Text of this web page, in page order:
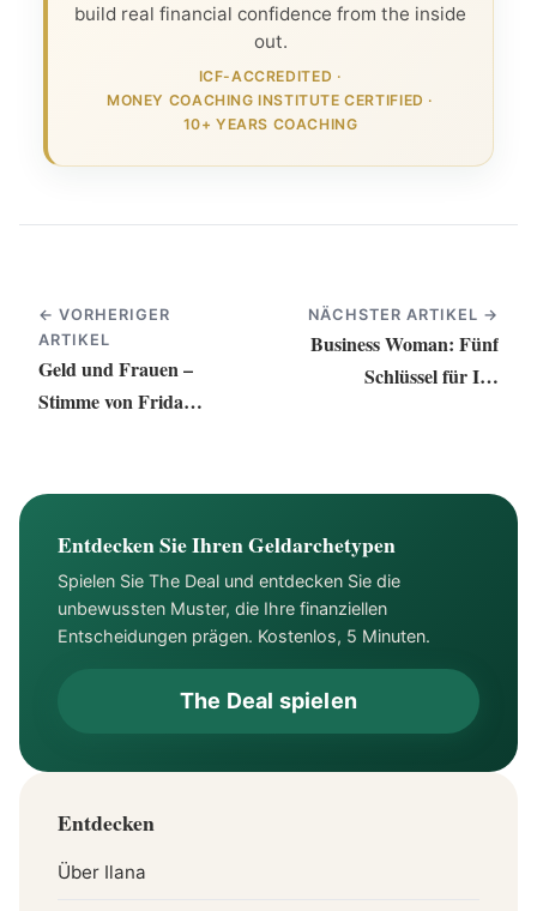
build real financial confidence from the inside
out.
ICF-ACCREDITED ·
MONEY COACHING INSTITUTE CERTIFIED ·
10+ YEARS COACHING
← VORHERIGER
ARTIKEL
Geld und Frauen –
Stimme von Frida
NÄCHSTER ARTIKEL →
Business Woman: Fünf
Schlüssel für Ihr
Entdecken Sie Ihren Geldarchetypen
Spielen Sie The Deal und entdecken Sie die
unbewussten Muster, die Ihre finanziellen
Entscheidungen prägen. Kostenlos, 5 Minuten.
The Deal spielen
Entdecken
Über Ilana